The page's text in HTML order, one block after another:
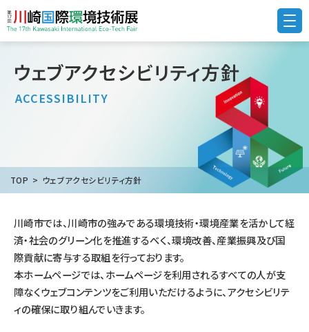
ウェブアクセシビリティ方針
ACCESSIBILITY
TOP ウェブアクセシビリティ方針
川崎市では、川崎市の強みである環境技術・環境産業を活かして経
済・社会のグリーン化を推進するべく、環境改善、産業振興及び国
際貢献に寄与する取組を行っております。
本ホームページでは、ホームページを利用されるすべての人が支
障なくウェブコンテンツをご利用いただけるように、アクセシビリテ
ィの確保に取り組んでいきます。